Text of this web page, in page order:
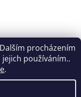
procházením
používáním..
.